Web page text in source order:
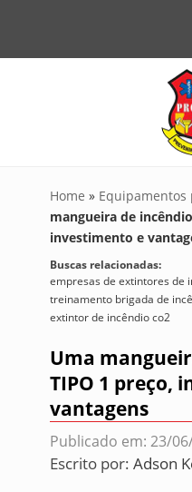
Home »
mangueira de
investimento e
Buscas relacionadas:
empresas de extintores de
treinamento brigada de
extintor de incêndio co2
Uma
TIPO 1 preço,
vantagens
Publicado em: 23/
Escrito por: Adson